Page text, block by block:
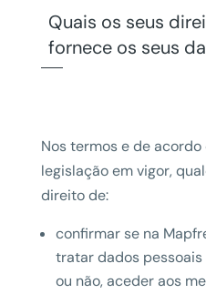
Quais os seus
fornece os seus
Nos termos e de
legislação em vigor,
direito de:
confirmar se na
tratar dados
ou não, aceder aos